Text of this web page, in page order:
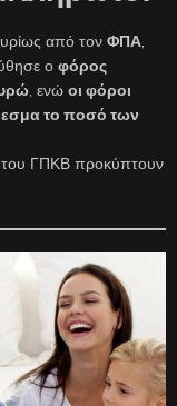
από τον ΦΠΑ,
ο φόρος
, ενώ οι φόροι
το ποσό των
του ΓΠΚΒ προκύπτουν